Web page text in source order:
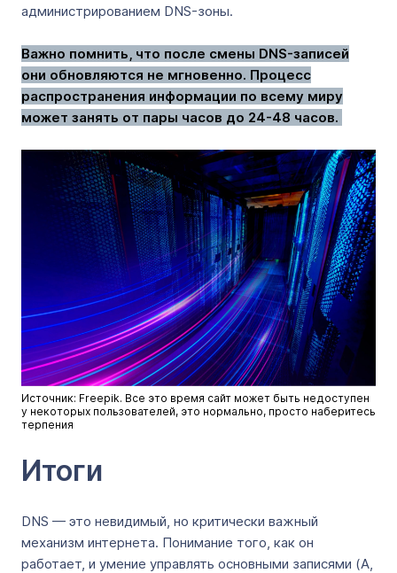
администрированием DNS-зоны.
Важно помнить, что после смены DNS-записей
они обновляются не мгновенно. Процесс
распространения информации по всему миру
может занять от пары часов до 24-48 часов.
Источник: Freepik. Все это время сайт может быть недоступен
у некоторых пользователей, это нормально, просто наберитесь
терпения
Итоги
DNS — это невидимый, но критически важный
механизм интернета. Понимание того, как он
работает, и умение управлять основными записями (A,